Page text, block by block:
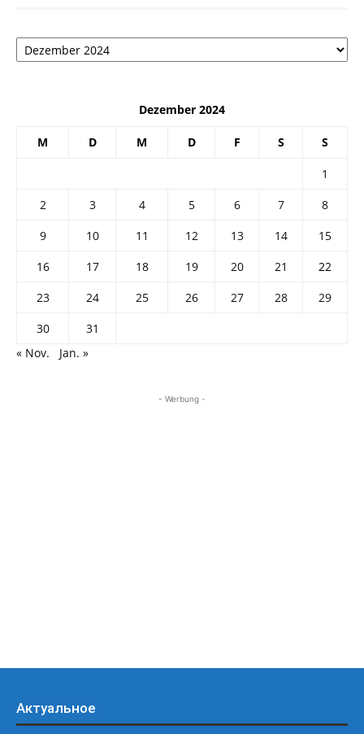
Архив
Dezember 2024
M D M D F S S
1
2
3 4 5 6 7
8
9
10 11 12 13 14
15
16
17 18 19 20 21
22
23
24 25 26 27 28
29
30
31
« Nov.
Jan. »
- Werbung -
Актуальное